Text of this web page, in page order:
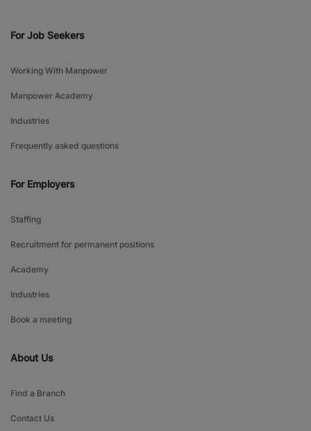
For Job Seekers
Working With Manpower
Manpower Academy
Industries
Frequently asked questions
For Employers
Staffing
Recruitment for permanent positions
Academy
Industries
Book a meeting
About Us
Find a Branch
Contact Us